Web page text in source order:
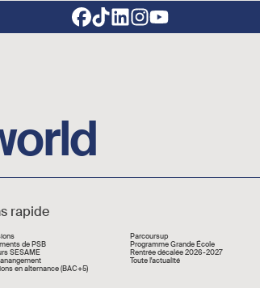
rapide
rapide
de PSB
SESAME
en alternance (BAC+5)
Parcoursup
Programme Grande École
Rentrée décalée 2026-2027
Toute l'actualité